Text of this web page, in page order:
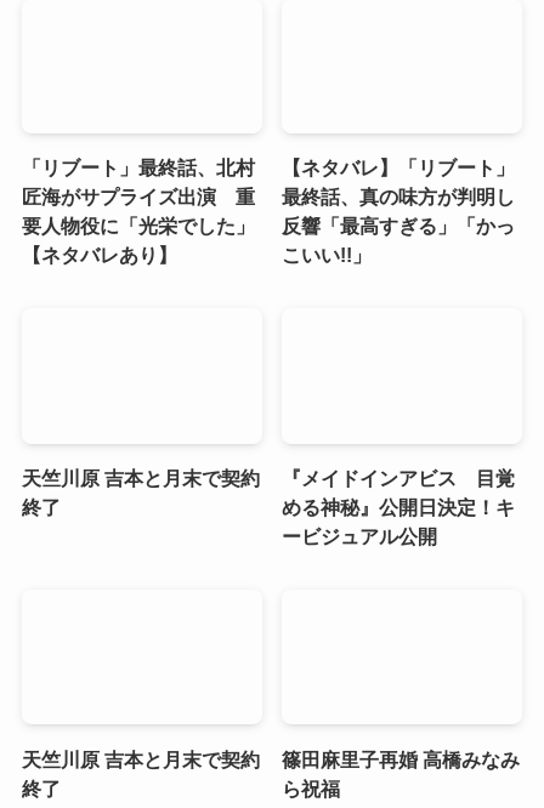
「リブート」最終話、北村
匠海がサプライズ出演 重
要人物役に「光栄でした」
【ネタバレあり】
【ネタバレ】「リブート」
最終話、真の味方が判明し
反響「最高すぎる」「かっ
こいい!!」
天竺川原 吉本と月末で契約
終了
『メイドインアビス 目覚
める神秘』公開日決定！キ
ービジュアル公開
天竺川原 吉本と月末で契約
終了
篠田麻里子再婚 高橋みなみ
ら祝福